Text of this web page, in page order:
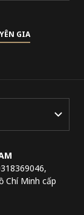
GIA
Chí Minh cấp